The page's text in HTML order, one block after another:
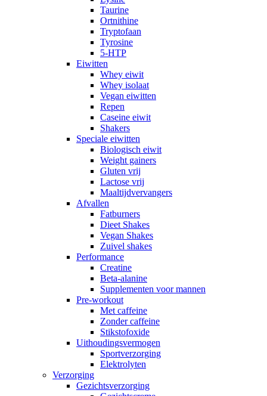
Taurine
Ortnithine
Tryptofaan
Tyrosine
5-HTP
Eiwitten
Whey eiwit
Whey isolaat
Vegan eiwitten
Repen
Caseine eiwit
Shakers
Speciale eiwitten
Biologisch eiwit
Weight gainers
Gluten vrij
Lactose vrij
Maaltijdvervangers
Afvallen
Fatburners
Dieet Shakes
Vegan Shakes
Zuivel shakes
Performance
Creatine
Beta-alanine
Supplementen voor mannen
Pre-workout
Met caffeine
Zonder caffeine
Stikstofoxide
Uithoudingsvermogen
Sportverzorging
Elektrolyten
Verzorging
Gezichtsverzorging